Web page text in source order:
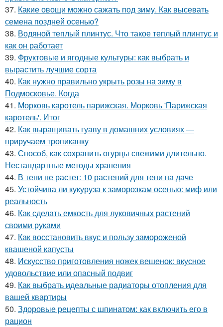
37. Какие овощи можно сажать под зиму. Как высевать
семена поздней осенью?
38. Водяной теплый плинтус. Что такое теплый плинтус и
как он работает
39. Фруктовые и ягодные культуры: как выбрать и
вырастить лучшие сорта
40. Как нужно правильно укрыть розы на зиму в
Подмосковье. Когда
41. Морковь каротель парижская. Морковь 'Парижская
каротель'. Итог
42. Как выращивать гуаву в домашних условиях —
приручаем тропиканку
43. Способ, как сохранить огурцы свежими длительно.
Нестандартные методы хранения
44. В тени не растет: 10 растений для тени на даче
45. Устойчива ли кукуруза к заморозкам осенью: миф или
реальность
46. Как сделать емкость для луковичных растений
своими руками
47. Как восстановить вкус и пользу замороженой
квашеной капусты
48. Искусство приготовления ножек вешенок: вкусное
удовольствие или опасный подвиг
49. Как выбрать идеальные радиаторы отопления для
вашей квартиры
50. Здоровые рецепты с шпинатом: как включить его в
рацион